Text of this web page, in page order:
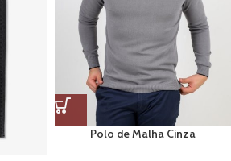
Polo de Malha Cinza